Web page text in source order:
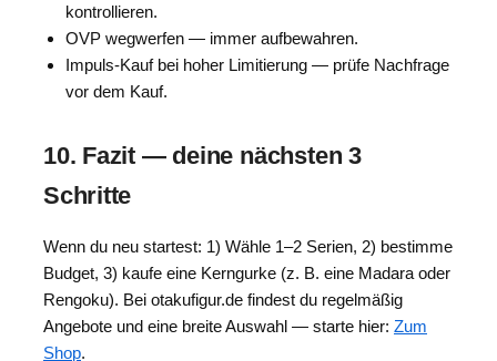
kontrollieren.
OVP wegwerfen — immer aufbewahren.
Impuls-Kauf bei hoher Limitierung — prüfe Nachfrage
vor dem Kauf.
10. Fazit — deine nächsten 3
Schritte
Wenn du neu startest: 1) Wähle 1–2 Serien, 2) bestimme
Budget, 3) kaufe eine Kerngurke (z. B. eine Madara oder
Rengoku). Bei otakufigur.de findest du regelmäßig
Angebote und eine breite Auswahl — starte hier: Zum
Shop.